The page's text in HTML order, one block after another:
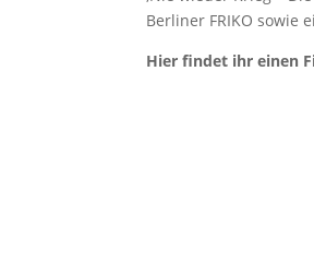
Berliner FRIKO sowie
Hier findet ihr einen